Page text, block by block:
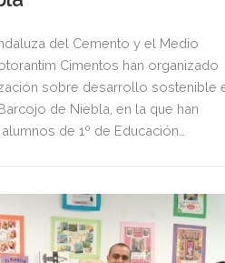
del Cemento y el Medio
Cimentos han organizado
sobre desarrollo sostenible
de Niebla, en la que han
de 1º de Educación